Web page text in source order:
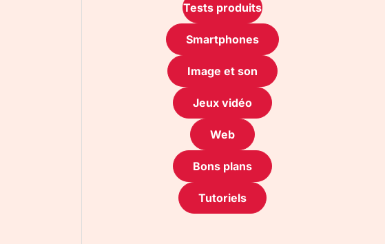
Tests produits
Smartphones
Image et son
Jeux vidéo
Web
Bons plans
Tutoriels